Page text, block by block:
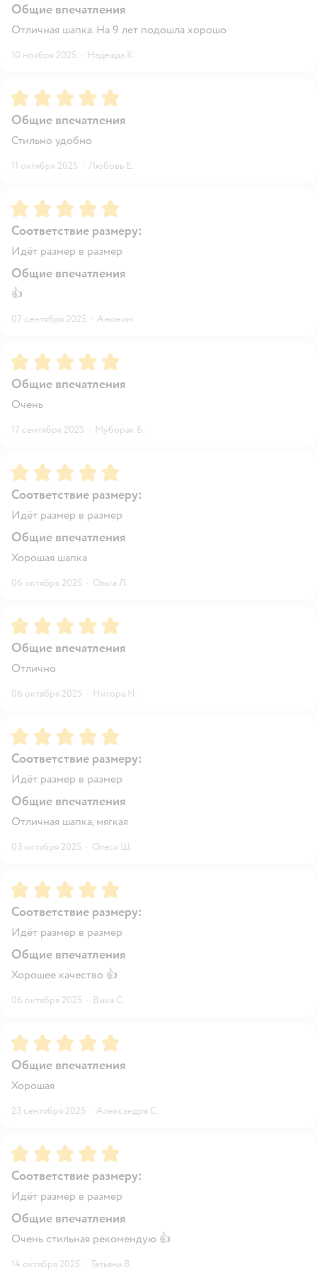
Общие впечатления
Отличная шапка. На 9 лет подошла хорошо
10 ноября 2025 · Надежда К.
Рейтинг:5
Общие впечатления
Стильно удобно
11 октября 2025 · Любовь Е.
Рейтинг:5
Соответствие размеру:
Идёт размер в размер
Общие впечатления
👍
07 сентября 2025 · Аноним
Рейтинг:5
Общие впечатления
Очень
17 сентября 2025 · Муборак Б.
Рейтинг:5
Соответствие размеру:
Идёт размер в размер
Общие впечатления
Хорошая шапка
06 октября 2025 · Ольга Л.
Рейтинг:5
Общие впечатления
Отлично
06 октября 2025 · Нигора Н.
Рейтинг:5
Соответствие размеру:
Идёт размер в размер
Общие впечатления
Отличная шапка, мягкая
03 октября 2025 · Олеся Ш.
Рейтинг:5
Соответствие размеру:
Идёт размер в размер
Общие впечатления
Хорошее качество 👍
06 октября 2025 · Вика С.
Рейтинг:5
Общие впечатления
Хорошая
23 сентября 2025 · Александра С.
Рейтинг:5
Соответствие размеру:
Идёт размер в размер
Общие впечатления
Очень стильная рекомендую 👍
14 октября 2025 · Татьяна В.